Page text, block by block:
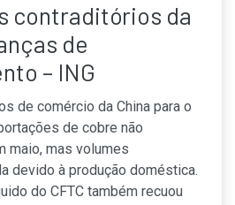
contraditórios da
de
– ING
de comércio da China para o
de cobre não
maio, mas volumes
devido à produção doméstica.
do CFTC também recuou